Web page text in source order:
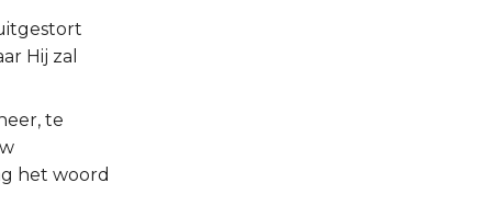
Hij zal
te
het woord